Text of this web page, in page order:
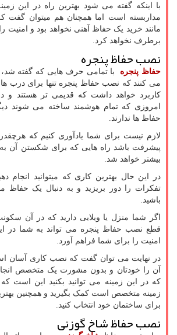
با اینکه گفته می شود بهترین راه در این
مداربسته است اما همچنان هم میتوان گفت
مانند خرید یک حفاظ آهنی نخواهد بود و امنیت
برطرف نخواهد کرد.
نصب حفاظ پنجره
حفاظ پنجره با تمامی حرف هایی که گفته شد،
می کنند که نصب حفاظ پنجره تنها برای درب
کاربرد خواهد داشت که قدیمی تر هستند و
امروزی که تمام هوشمند ساخته می شوند
حفاظ ها ندارند.
لازم نیست برای شما یادآوری کنیم که
پیشرفت باشد راه هایی که برای شکستن آن به
بیشتر خواهد شد.
در این حال بهترین کاری که میتوانید انجام
تفکرات را دور بریزید و به دنبال یک حفاظ
باشید.
اگر شما منزل یا ویلایی دارید که در آن
قطع نصب حفاظ پنجره می تواند به شما در
امنیت را برای شما فراهم آورد.
در نهایت می توان گفت که نصب کاری آسان است
آن را خودتان و بدون مشورت یک متخصص
که در این زمینه می توانید بکنید این است
زمینه متخصص است کمک بگیرید و همچنین
برای ساختمان خود انتخاب کنید.
نصب حفاظ شاخ گوزنی